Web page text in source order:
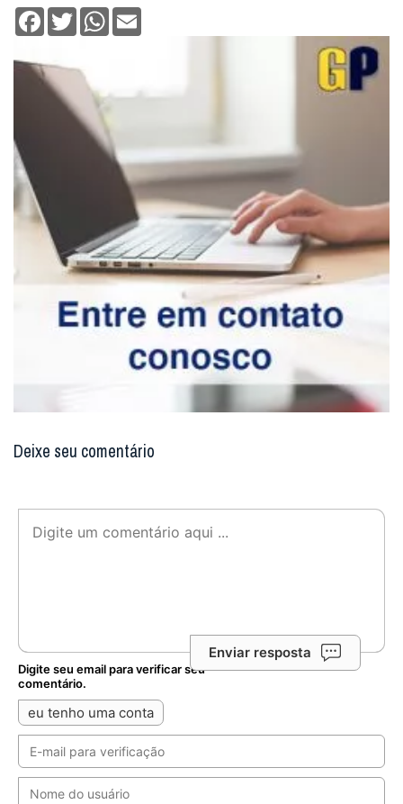
Deixe seu comentário
Enviar resposta
Digite seu email para verificar seu
Notícias Relacionadas
Diante da queda nas vocações masculinas,